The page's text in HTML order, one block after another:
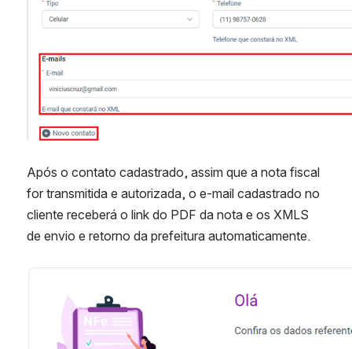
Após o contato cadastrado, assim que a nota fiscal
for transmitida e autorizada, o e-mail cadastrado no
cliente receberá o link do PDF da nota e os XMLS
de envio e retorno da prefeitura automaticamente.